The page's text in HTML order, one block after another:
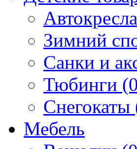
Зимний
Санки и
Тюбинги
Снегокаты
Мебель